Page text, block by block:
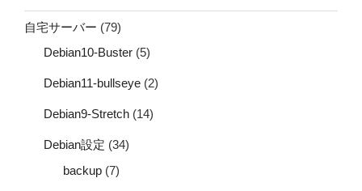
自宅サーバー (79)
Debian10-Buster (5)
Debian11-bullseye (2)
Debian9-Stretch (14)
Debian設定 (34)
backup (7)